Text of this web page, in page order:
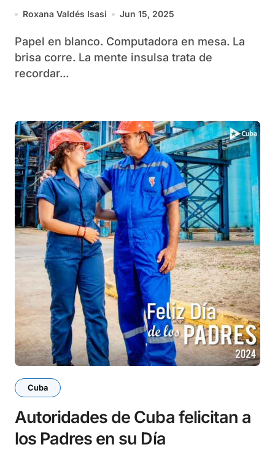
Roxana Valdés Isasi Jun 15, 2025
Papel en blanco. Computadora en mesa. La
brisa corre. La mente insulsa trata de
recordar...
Cuba
Autoridades de Cuba felicitan a
los Padres en su Día